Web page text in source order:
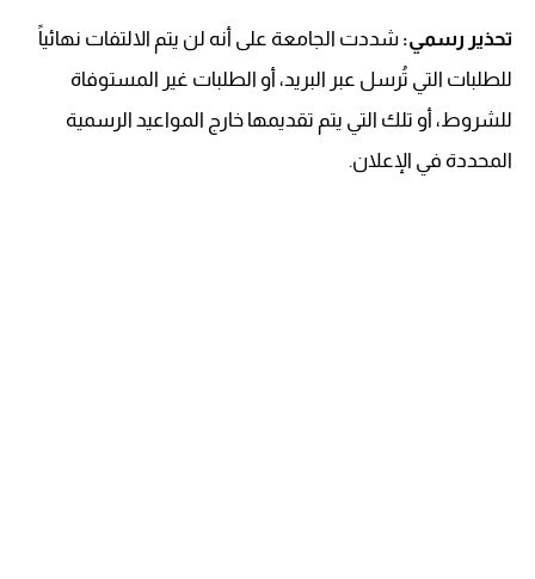
تحذير رسمي: شددت الجامعة على أنه لن يتم الالتفات نهائياً
للطلبات التي تُرسل عبر البريد، أو الطلبات غير المستوفاة
للشروط، أو تلك التي يتم تقديمها خارج المواعيد الرسمية
المحددة في الإعلان.